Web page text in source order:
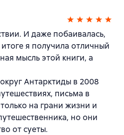
И даже побаивалась,
я получила отличный
мысль этой книги, а
Антарктиды в 2008
письма в
на грани жизни и
но они
от суеты.